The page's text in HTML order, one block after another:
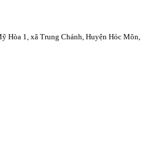
Hòa 1, xã Trung Chánh, Huyện Hóc Môn,